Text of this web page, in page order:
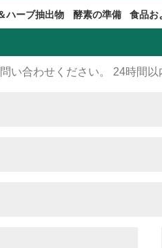
ハーブ抽出物 酵素の準備 食品お
い合わせください。 24時間以